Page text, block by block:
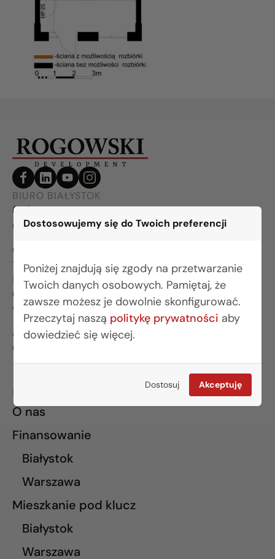
Dostosowujemy się do Twoich preferencji
Poniżej znajdują się zgody na przetwarzanie
Twoich danych osobowych. Pamiętaj, że
zawsze możesz je dowolnie skonfigurować.
Przeczytaj naszą politykę prywatności aby
dowiedzieć się więcej.
Dostosuj Akceptuję
BIURO BIAŁYSTOK
(85) 749 99 09
mieszkania@rogowskidevelopment.pl
ul. Legionowa 28 lok. 202
15-281 Białystok
BIURO WARSZAWA
(22) 642 03 55
warszawa@rogowskidevelopment.pl
al. Wilanowska 67E lok. U5
02-765 Warszawa
INFORMACJE
O nas
Finansowanie
Białystok
Warszawa
Mieszkanie pod klucz
Białystok
Warszawa